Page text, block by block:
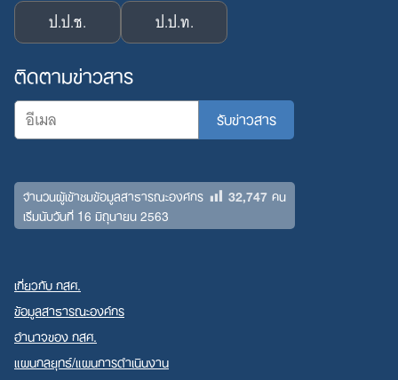
ป.ป.ช. ป.ป.ท.
ติดตามข่าวสาร
จำนวนผู้เข้าชมข้อมูลสาธารณะองค์กร 32,747คน
เริ่มนับวันที่ 16 มิถุนายน 2563
เกี่ยวกับ กสศ.
ข้อมูลสาธารณะองค์กร
อำนาจของ กสศ.
แผนกลยุทธ์/แผนการดำเนินงาน